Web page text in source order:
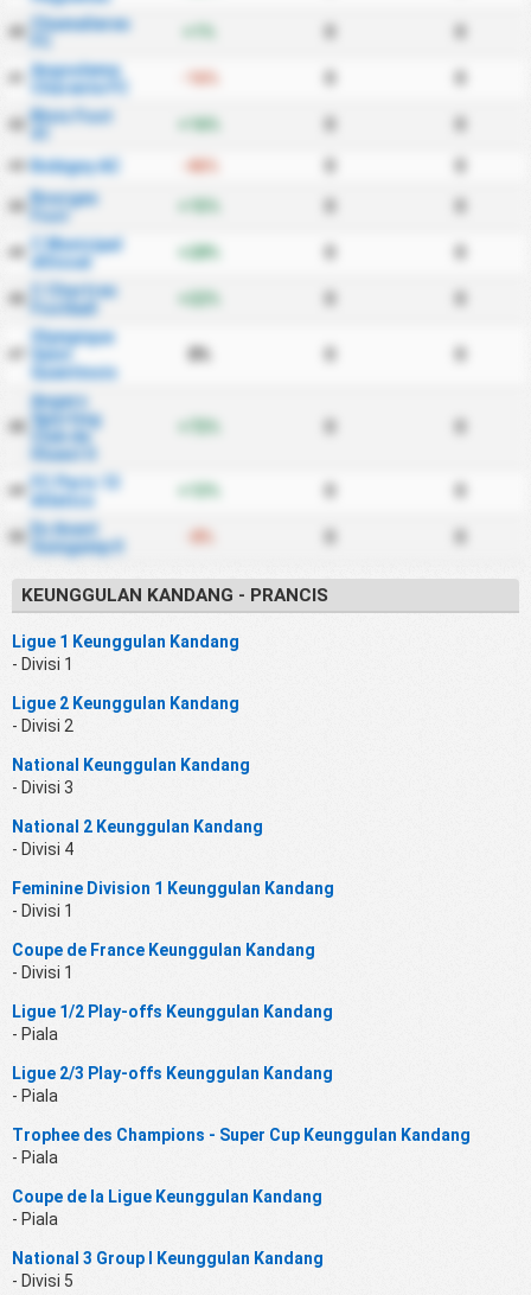
Chamalieres
Angouleme
Blois Foot
Bobigny AC
Bourges
C Municipal
C Chartres
Football
Olympique
Quentinois
Angers
Sporting
lOuest II
FC Paris 13
Atletico
En Avant
Guingamp II
KEUNGGULAN KANDANG - PRANCIS
Ligue 1 Keunggulan Kandang
- Divisi 1
Ligue 2 Keunggulan Kandang
- Divisi 2
National Keunggulan Kandang
- Divisi 3
National 2 Keunggulan Kandang
- Divisi 4
Feminine Division 1 Keunggulan Kandang
- Divisi 1
Coupe de France Keunggulan Kandang
- Divisi 1
Ligue 1/2 Play-offs Keunggulan Kandang
- Piala
Ligue 2/3 Play-offs Keunggulan Kandang
- Piala
Trophee des Champions - Super Cup Keunggulan Kandang
- Piala
Coupe de la Ligue Keunggulan Kandang
- Piala
National 3 Group I Keunggulan Kandang
- Divisi 5